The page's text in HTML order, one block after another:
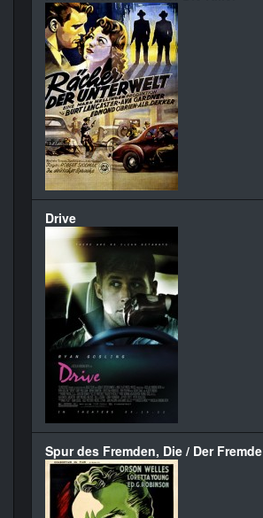
Drive
Spur des Fremden, Die / Der Fremde